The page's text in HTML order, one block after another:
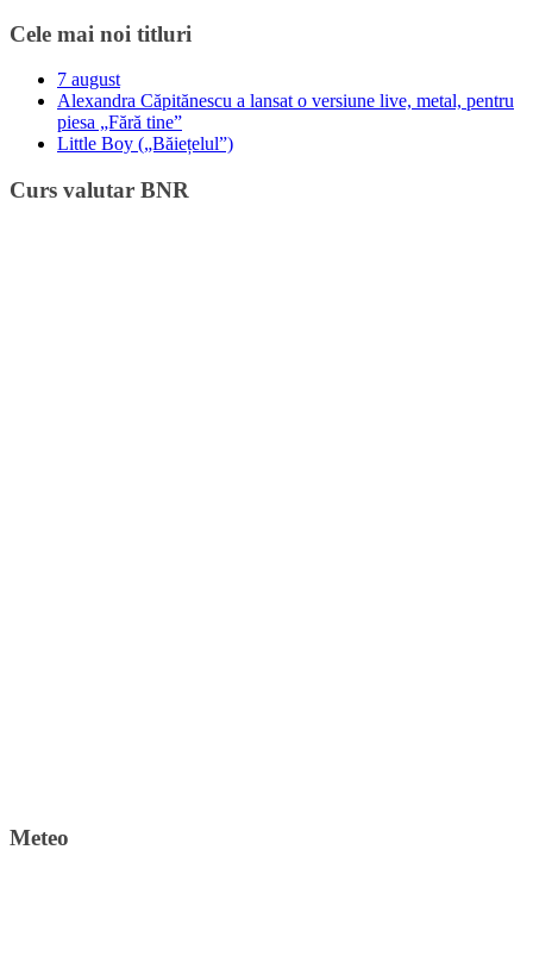
Cele mai noi titluri
7 august
Alexandra Căpitănescu a lansat o versiune live, metal, pentru
piesa „Fără tine”
Little Boy („Băiețelul”)
Curs valutar BNR
Meteo